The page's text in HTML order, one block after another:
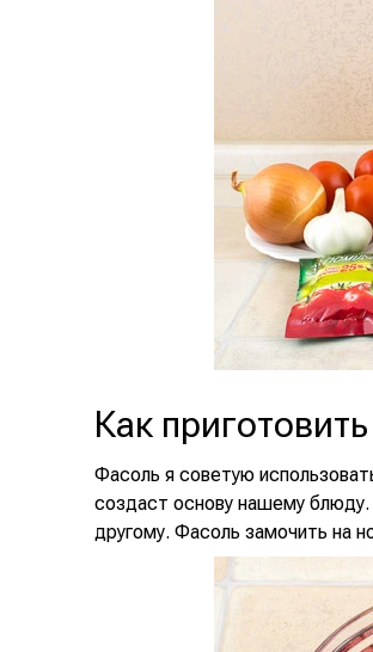
Как
Фасоль я советую
создаст основу нашему
другому. Фасоль замочить на